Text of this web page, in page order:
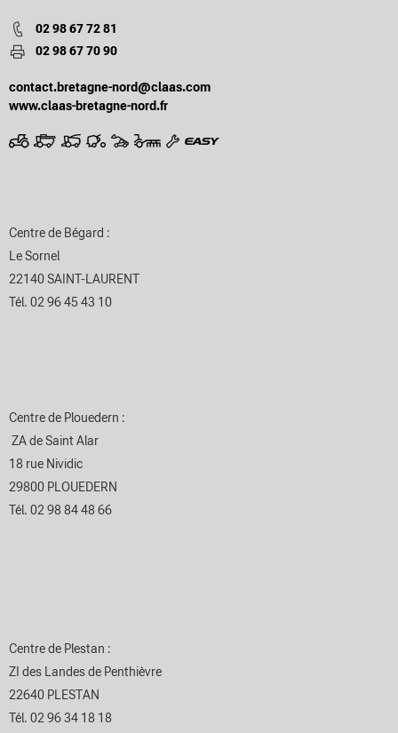
02 98 67 72 81
02 98 67 70 90
contact.bretagne-nord@claas.com
www.claas-bretagne-nord.fr
Centre de Bégard :
Le Sornel
22140 SAINT-LAURENT
Tél. 02 96 45 43 10
Centre de Plouedern :
ZA de Saint Alar
18 rue Nividic
29800 PLOUEDERN
Tél. 02 98 84 48 66
Centre de Plestan :
ZI des Landes de Penthièvre
22640 PLESTAN
Tél. 02 96 34 18 18